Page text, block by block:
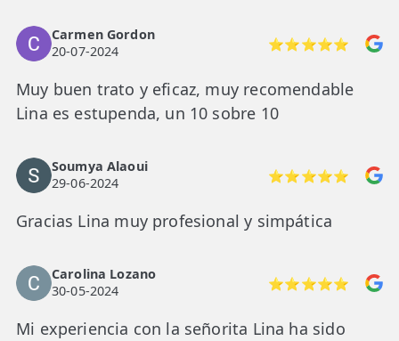
Carmen Gordon
20-07-2024
⭐⭐⭐⭐⭐
Muy buen trato y eficaz, muy recomendable
Lina es estupenda, un 10 sobre 10
Soumya Alaoui
29-06-2024
⭐⭐⭐⭐⭐
Gracias Lina muy profesional y simpática
Carolina Lozano
30-05-2024
⭐⭐⭐⭐⭐
Mi experiencia con la señorita Lina ha sido